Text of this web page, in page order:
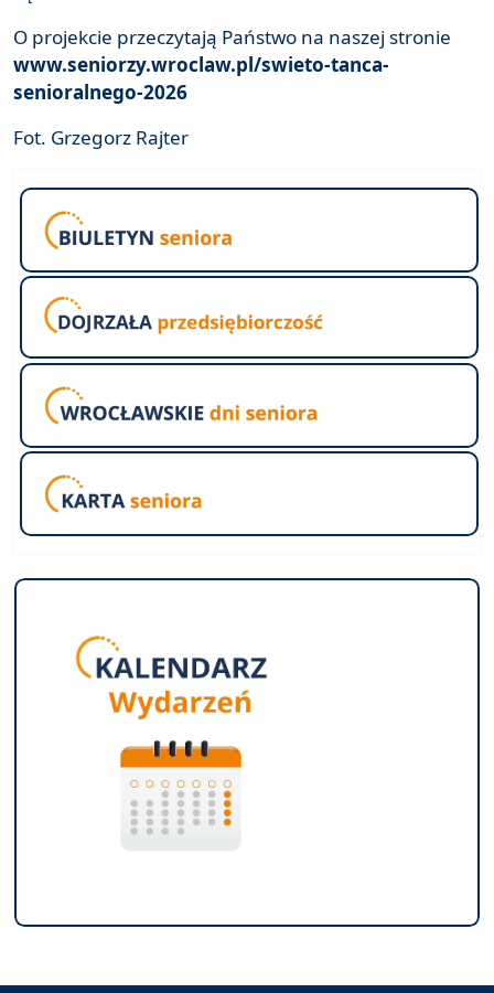
O projekcie przeczytają Państwo na naszej stronie
www.seniorzy.wroclaw.pl/swieto-tanca-
senioralnego-2026
Fot. Grzegorz Rajter